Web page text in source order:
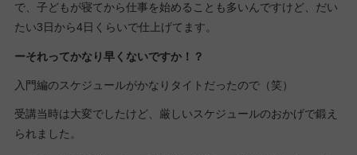
で、子どもが寝てから仕事を始めることも多いんですけど、だい
たい3日から4日くらいで仕上げてます。
ーそれってかなり早くないですか！？
入門編のスケジュールがかなりタイトだったので（笑）
受講当時は大変でしたけど、厳しいスケジュールのおかげで鍛え
られました。